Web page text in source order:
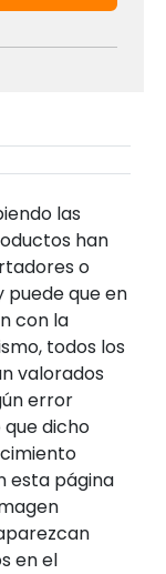
las
han
o
que en
con la
todos los
valorados
error
dicho
esta página
en el